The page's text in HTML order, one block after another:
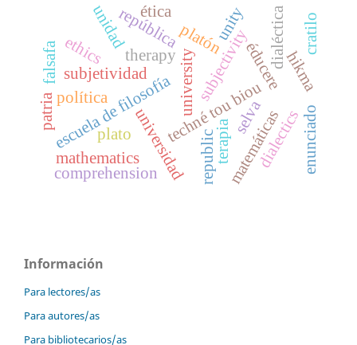
universidad
escuela de filosofíatechné tou biou
terapia
éducere
subjetividad university
therapy subjectivity
platón
república
matemáticas
dialéctica
unidad
plato republic
mathematics dialectics
unity
ética
política
comprehension
ethics
patria selva
falsafa hikma
cratilo
enunciado
Información
Para lectores/as
Para autores/as
Para bibliotecarios/as